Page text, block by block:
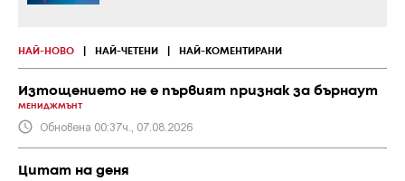
НАЙ-НОВО НАЙ-ЧЕТЕНИ НАЙ-КОМЕНТИРАНИ
Изтощението не е първият признак за бърнаут
МЕНИДЖМЪНТ
Обновена 00:37ч., 07.08.2026
Цитат на деня